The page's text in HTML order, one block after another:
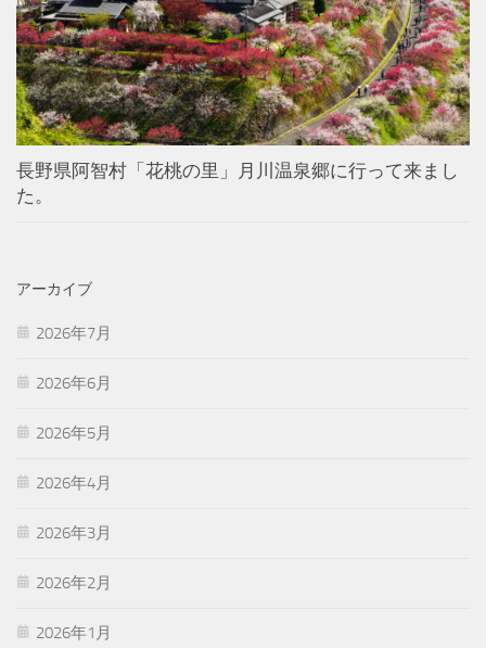
長野県阿智村「花桃の里」月川温泉郷に行って来まし
た。
アーカイブ
2026年7月
2026年6月
2026年5月
2026年4月
2026年3月
2026年2月
2026年1月